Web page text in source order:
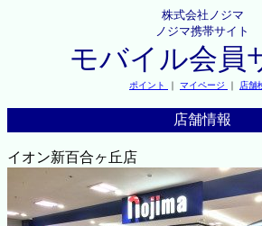
株式会社ノジマ
ノジマ携帯サイト
モバイル会員
ポイント ｜ マイページ ｜ 店舗
店舗情報
イオン新百合ヶ丘店